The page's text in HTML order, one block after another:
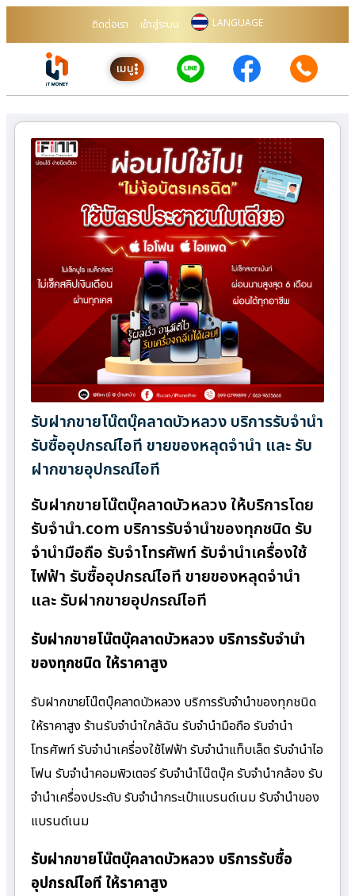
ติดต่อเรา เข้าสู่ระบบ LANGUAGE
เมนู
รับฝากขายโน๊ตบุ๊คลาดบัวหลวง บริการรับจำนำ
รับซื้ออุปกรณ์ไอที ขายของหลุดจำนำ และ รับ
ฝากขายอุปกรณ์ไอที
รับฝากขายโน๊ตบุ๊คลาดบัวหลวง ให้บริการโดย
รับจํานํา.com บริการรับจำนำของทุกชนิด รับ
จำนำมือถือ รับจำโทรศัพท์ รับจำนำเครื่องใช้
ไฟฟ้า รับซื้ออุปกรณ์ไอที ขายของหลุดจำนำ
และ รับฝากขายอุปกรณ์ไอที
รับฝากขายโน๊ตบุ๊คลาดบัวหลวง บริการรับจำนำ
ของทุกชนิด ให้ราคาสูง
รับฝากขายโน๊ตบุ๊คลาดบัวหลวง บริการรับจำนำของทุกชนิด
ให้ราคาสูง ร้านรับจํานําใกล้ฉัน รับจำนำมือถือ รับจำนำ
โทรศัพท์ รับจำนำเครื่องใช้ไฟฟ้า รับจำนำแท็บเล็ต รับจำนำไอ
โฟน รับจำนำคอมพิวเตอร์ รับจำนำโน๊ตบุ๊ค รับจำนำกล้อง รับ
จำนำเครื่องประดับ รับจำนำกระเป๋าแบรนด์เนม รับจำนำของ
แบรนด์เนม
รับฝากขายโน๊ตบุ๊คลาดบัวหลวง บริการรับซื้อ
อุปกรณ์ไอที ให้ราคาสูง